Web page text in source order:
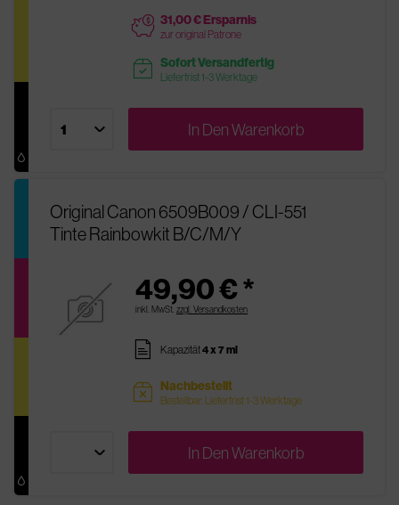
price 31,00 € Ersparnis
zur original Patrone
readytoship Sofort Versandfertig
Lieferfrist 1-3 Werktage
In DenWarenkorb
Original Canon 6509B009 / CLI-551
Tinte Rainbowkit B/C/M/Y
49,90 € *
inkl. MwSt. zzgl. Versandkosten
pages Kapazität4 x 7 ml
sold Nachbestellt
Bestellbar, Lieferfrist 1-3 Werktage
In DenWarenkorb